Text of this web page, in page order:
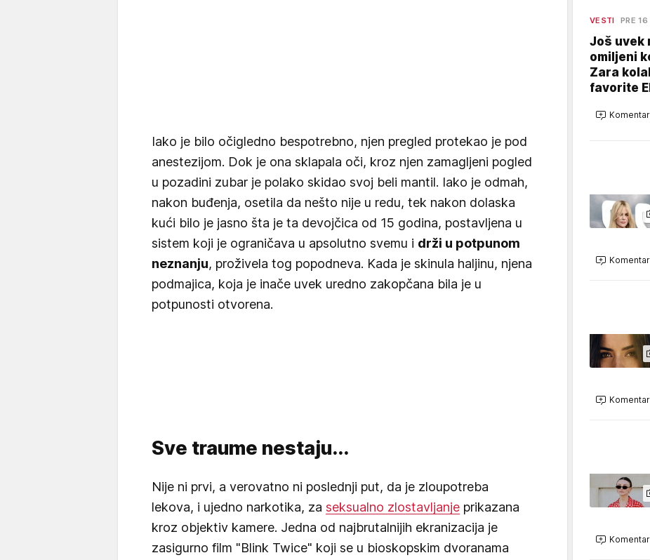
Iako je bilo očigledno bespotrebno, njen pregled protekao je pod
anestezijom. Dok je ona sklapala oči, kroz njen zamagljeni pogled
u pozadini zubar je polako skidao svoj beli mantil. Iako je odmah,
nakon buđenja, osetila da nešto nije u redu, tek nakon dolaska
kući bilo je jasno šta je ta devojčica od 15 godina, postavljena u
sistem koji je ograničava u apsolutno svemu i drži u potpunom
neznanju, proživela tog popodneva. Kada je skinula haljinu, njena
podmajica, koja je inače uvek uredno zakopčana bila je u
potpunosti otvorena.
Sve traume nestaju...
Nije ni prvi, a verovatno ni poslednji put, da je zloupotreba
lekova, i ujedno narkotika, za seksualno zlostavljanje prikazana
kroz objektiv kamere. Jedna od najbrutalnijih ekranizacija je
zasigurno film "Blink Twice" koji se u bioskopskim dvoranama
VESTI PRE 16
Još uvek
omiljeni
Zara
favorite